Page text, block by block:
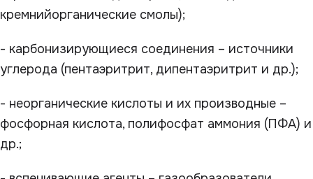
кремнийорганические смолы);
- карбонизирующиеся соединения – источники
углерода (пентаэритрит, дипентаэритрит и др.);
- неорганические кислоты и их производные –
фосфорная кислота, полифосфат аммония (ПФА) и
др.;